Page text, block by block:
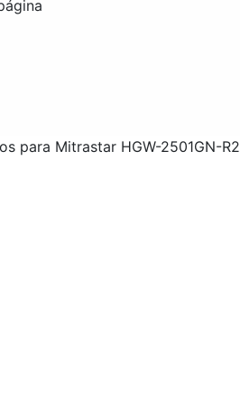
para Mitrastar HGW-2501GN-R2